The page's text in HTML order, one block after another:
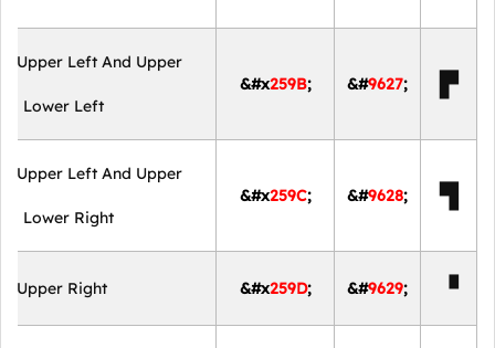
▛
&#9627;
&#x259B;
Upper Left And Upper
Lower Left
▜
&#9628;
&#x259C;
Upper Left And Upper
Lower Right
▝
&#9629;
&#x259D;
Upper Right